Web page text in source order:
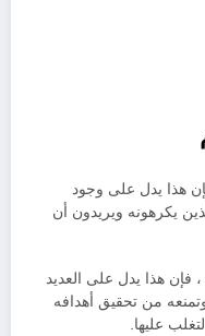
هذا يدل على وجود
يكرهونه ويريدون أن
فإن هذا يدل على العديد
​​من تحقيق أهدافه
عليها.